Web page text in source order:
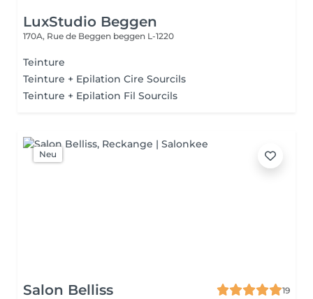
LuxStudio Beggen
170A, Rue de Beggen beggen L-1220
Teinture
Teinture + Epilation Cire Sourcils
Teinture + Epilation Fil Sourcils
Neu
Salon Belliss
19